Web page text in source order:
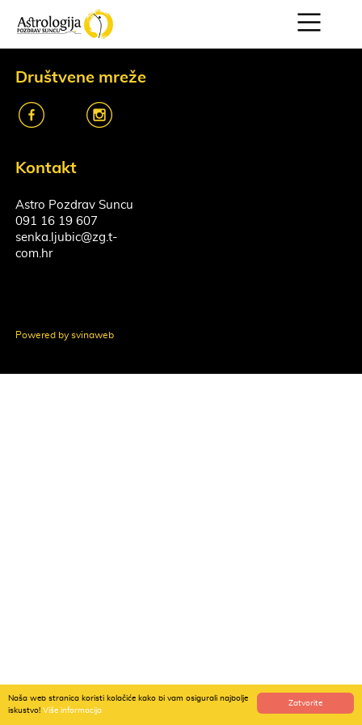
Zatvorite
Naša web stranica koristi kolačiće kako bi vam osigurali najbolje
iskustvo! Više informacija
Društvene mreže
k o
Kontakt
Astro Pozdrav Suncu
091 16 19 607
senka.ljubic@zg.t-
com.hr
Powered by svinaweb